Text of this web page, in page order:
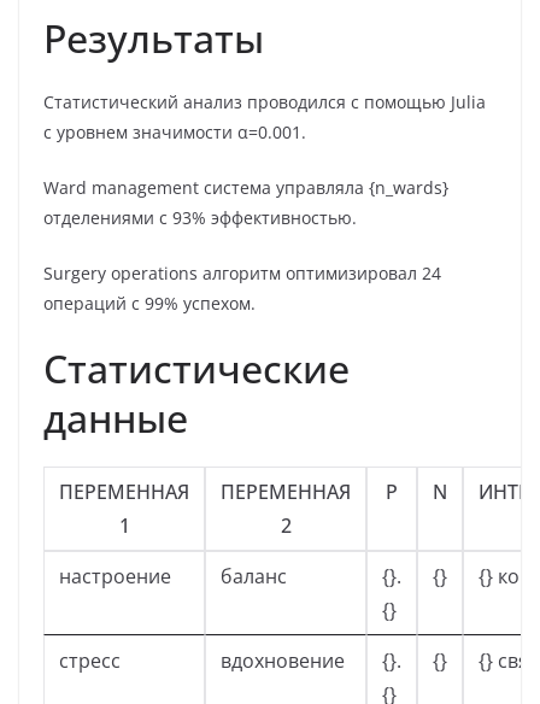
Результаты
Статистический анализ проводился с помощью Julia
с уровнем значимости α=0.001.
Ward management система управляла {n_wards}
отделениями с 93% эффективностью.
Surgery operations алгоритм оптимизировал 24
операций с 99% успехом.
Статистические
данные
ПЕРЕМЕННАЯ
1
ПЕРЕМЕННАЯ
2
Ρ N
настроение баланс
{}.
{}
{} {}
стресс вдохновение
{}.
{}
{} {}